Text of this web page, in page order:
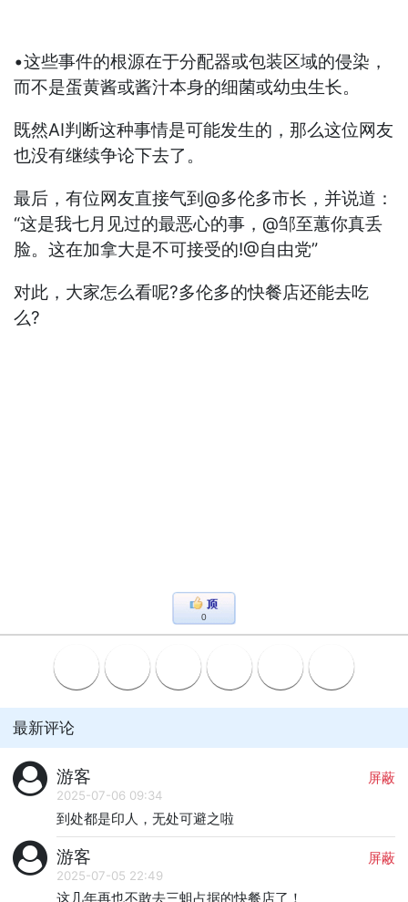
•这些事件的根源在于分配器或包装区域的侵染，
而不是蛋黄酱或酱汁本身的细菌或幼虫生长。
既然AI判断这种事情是可能发生的，那么这位网友
也没有继续争论下去了。
最后，有位网友直接气到@多伦多市长，并说道：
“这是我七月见过的最恶心的事，@邹至蕙你真丢
脸。这在加拿大是不可接受的!@自由党”
对此，大家怎么看呢?多伦多的快餐店还能去吃
么?
0
最新评论
游客 屏蔽
2025-07-06 09:34
到处都是印人，无处可避之啦
游客 屏蔽
2025-07-05 22:49
这几年再也不敢去三蛆占据的快餐店了！